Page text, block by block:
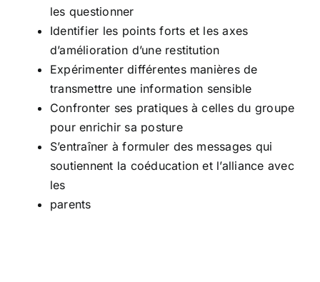
les questionner
Identifier les points forts et les axes
d’amélioration d’une restitution
Expérimenter différentes manières de
transmettre une information sensible
Confronter ses pratiques à celles du groupe
pour enrichir sa posture
S’entraîner à formuler des messages qui
soutiennent la coéducation et l’alliance avec
les
parents